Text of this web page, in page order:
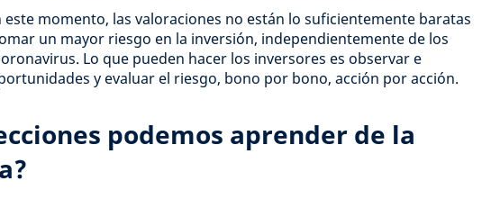
este momento, las valoraciones no están lo suficientemente baratas
un mayor riesgo en la inversión, independientemente de los
Lo que pueden hacer los inversores es observar e
y evaluar el riesgo, bono por bono, acción por acción.
podemos aprender de la